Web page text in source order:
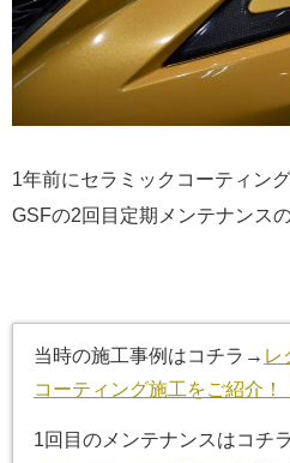
1年前にセラミックコーティン
GSFの2回目定期メンテナンスの
当時の施工事例はコチラ→ レ
コーティング施工をご紹介！
1回目のメンテナンスはコチ